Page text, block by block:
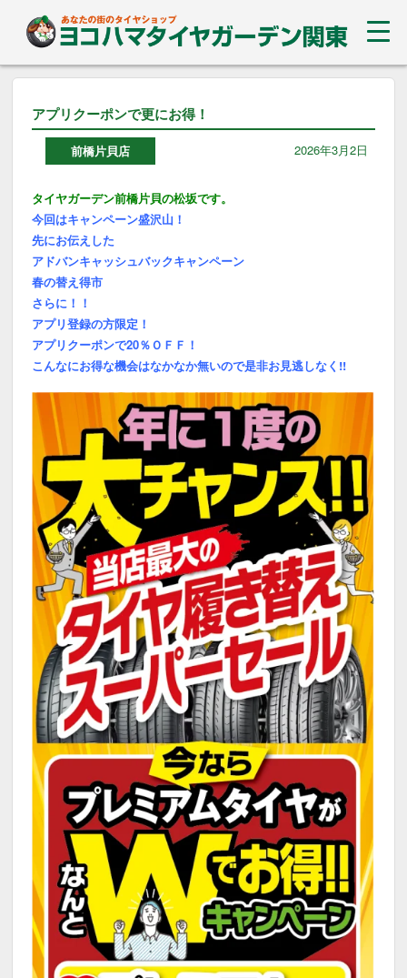
アプリクーポンで更にお得！
前橋片貝店 2026年3月2日
タイヤガーデン前橋片貝の松坂です。
今回はキャンペーン盛沢山！
先にお伝えした
アドバンキャッシュバックキャンペーン
春の替え得市
さらに！！
アプリ登録の方限定！
アプリクーポンで20％ＯＦＦ！
こんなにお得な機会はなかなか無いので是非お見逃しなく!!